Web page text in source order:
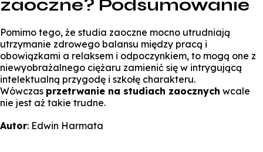
zaoczne? Podsumowanie
Pomimo tego, że studia zaoczne mocno utrudniają
utrzymanie zdrowego balansu między pracą i
obowiązkami a relaksem i odpoczynkiem, to mogą one z
niewyobrażalnego ciężaru zamienić się w intrygującą
intelektualną przygodę i szkołę charakteru.
Wówczas przetrwanie na studiach zaocznych wcale
nie jest aż takie trudne.
Autor: Edwin Harmata